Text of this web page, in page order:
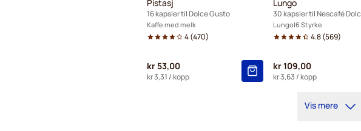
Pistasj
16 kapsler til Dolce Gusto
Kaffe med melk
4(470)
kr 53,00
kr 3,31 / kopp
Lungo
30 kapsler til Nescafé
Lungo 6 Styrke
4.8(569)
kr 109,00
kr 3,63 / kopp
Vis mere